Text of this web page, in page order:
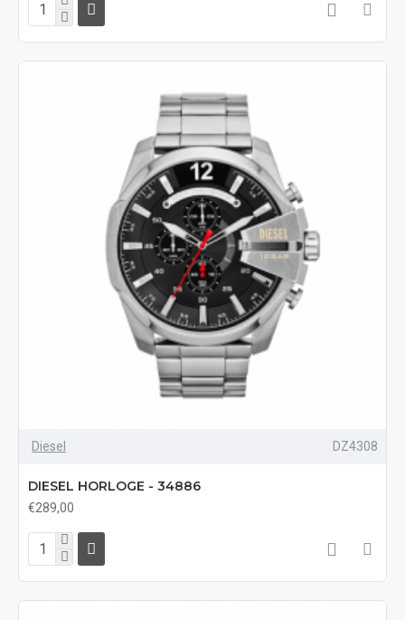
Diesel DZ4308
DIESEL HORLOGE - 34886
€289,00